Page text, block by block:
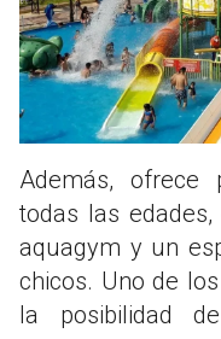
Además, ofrece
todas las edades,
aquagym y un
chicos. Uno de
la posibilidad